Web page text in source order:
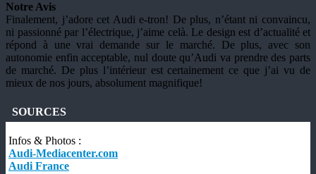
Notre Avis
Finalement, j’adore cet Audi e-tron! De plus, n’étant ni convaincu,
ni passionné par l’électrique, j’aime celà. Le design est d’actualité et
répond à une vrai demande sur le marché. De plus, avec son
autonomie enfin acceptable, nul doute qu’Audi va prendre des parts
de marché. De plus l’intérieur est certainement ce que j’ai vu de
mieux de nos jours, absolument magnifique!
SOURCES
Infos & Photos :
Audi-Mediacenter.com
Audi France